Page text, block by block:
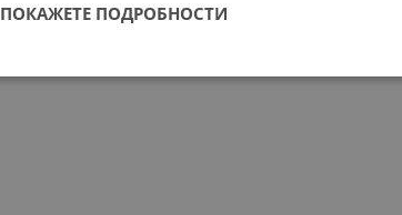
ПОКАЖЕТЕ ПОДРОБНОСТИ